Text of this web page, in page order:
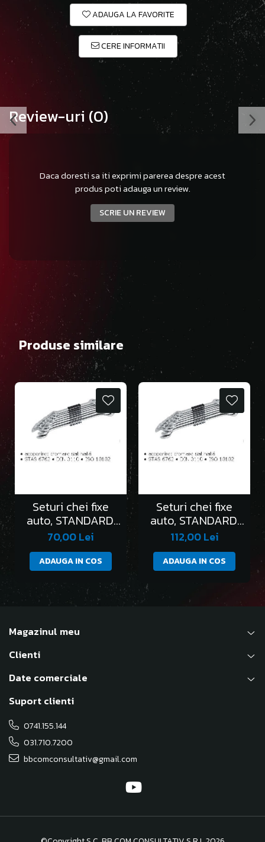
ADAUGA LA FAVORITE
CERE INFORMATII
Review-uri (0)
Daca doresti sa iti exprimi parerea despre acest
produs poti adauga un review.
SCRIE UN REVIEW
Produse similare
Seturi chei fixe
auto, STANDARD,
în clemă/6 bucati
70,00 Lei
ADAUGA IN COS
Seturi chei fixe
auto, STANDARD,
în clemă/8 bucati
112,00 Lei
ADAUGA IN COS
Magazinul meu
Clienti
Date comerciale
Suport clienti
0741.155.144
031.710.7200
bbcomconsultativ@gmail.com